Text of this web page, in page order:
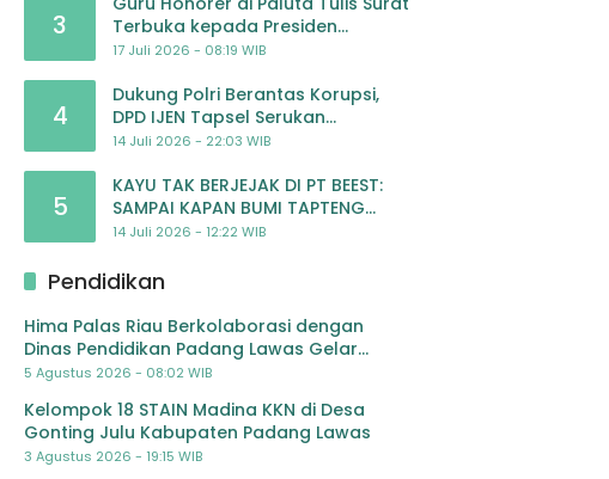
3
Terbuka kepada Presiden
Prabowo, Mohon Keadilan atas
17 Juli 2026 - 08:19 WIB
4
Dukung Polri Berantas Korupsi,
DPD IJEN Tapsel Serukan
Pengawalan Kasus Mantan
14 Juli 2026 - 22:03 WIB
5
KAYU TAK BERJEJAK DI PT BEEST:
SAMPAI KAPAN BUMI TAPTENG
DIKORBANKAN DEMI KEUNTUNGAN?
TINDAK TEGA
14 Juli 2026 - 12:22 WIB
Pendidikan
Hima Palas Riau Berkolaborasi dengan
Dinas Pendidikan Padang Lawas Gelar
Pelatihan OSIS SMP se-Kabupaten Padang
5 Agustus 2026 - 08:02 WIB
Kelompok 18 STAIN Madina KKN di Desa
Gonting Julu Kabupaten Padang Lawas
3 Agustus 2026 - 19:15 WIB